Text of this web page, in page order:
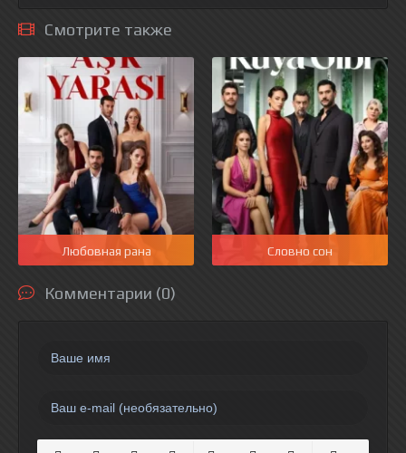
Смотрите также
Любовная рана Словно сон
Комментарии (0)